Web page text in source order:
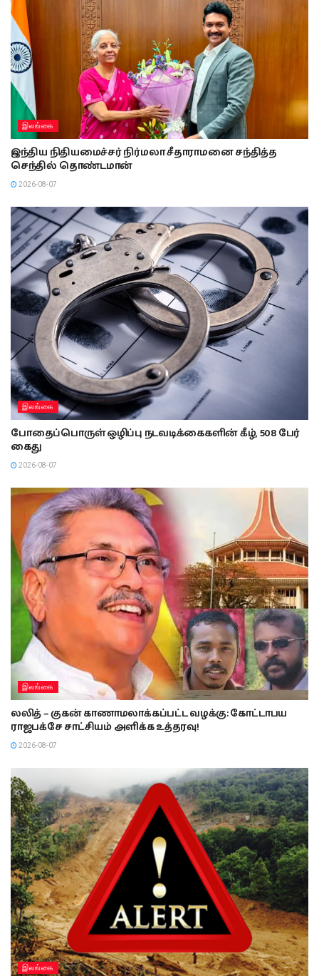
இலங்கை
இந்திய நிதியமைச்சர் நிர்மலா சீதாராமனை சந்தித்த
செந்தில் தொண்டமான்
2026-08-07
இலங்கை
போதைப்பொருள் ஒழிப்பு நடவடிக்கைகளின் கீழ், 508 பேர்
கைது
2026-08-07
இலங்கை
லலித் – குகன் காணாமலாக்கப்பட்ட வழக்கு: கோட்டாபய
ராஜபக்சே சாட்சியம் அளிக்க உத்தரவு!
2026-08-07
இலங்கை